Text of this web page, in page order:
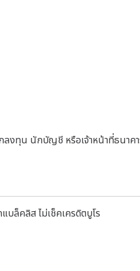
ลงทุน นักบัญชี หรือเจ้าหน้าที่ธนาคา
ล็คลิส ไม่เช็คเครดิตบูโร